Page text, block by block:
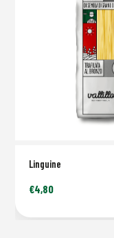
Linguine
€4,80